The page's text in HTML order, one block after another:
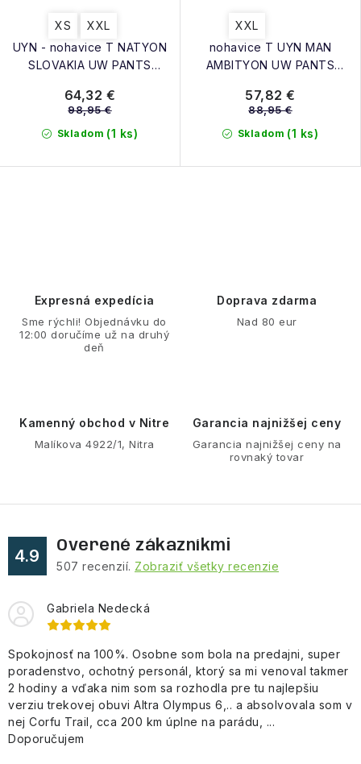
UYN - nohavice T NATYON
SLOVAKIA UW PANTS
XS XXL
Skladom (1 ks)
64,32 €
98,95 €
nohavice T UYN MAN
AMBITYON UW PANTS
melange/atlatic/orangeshiny
XXL
Skladom (1 ks)
57,82 €
88,95 €
v
p
i
u
Expresná expedícia
Sme rýchli! Objednávku do
12:00 doručíme už na druhý
deň
Doprava zdarma
Nad 80 eur
Kamenný obchod v Nitre
Malíkova 4922/1, Nitra
Garancia najnižšej ceny
Garancia najnižšej ceny na
rovnaký tovar
4.9
Overené zákazníkmi
507 recenzií. Zobraziť všetky recenzie
Gabriela Nedecká
Spokojnosť na 100%. Osobne som bola na predajni, super
poradenstvo, ochotný personál, ktorý sa mi venoval takmer
2 hodiny a vďaka nim som sa rozhodla pre tu najlepšiu
verziu trekovej obuvi Altra Olympus 6,.. a absolvovala som v
nej Corfu Trail, cca 200 km úplne na parádu, ...
Doporučujem